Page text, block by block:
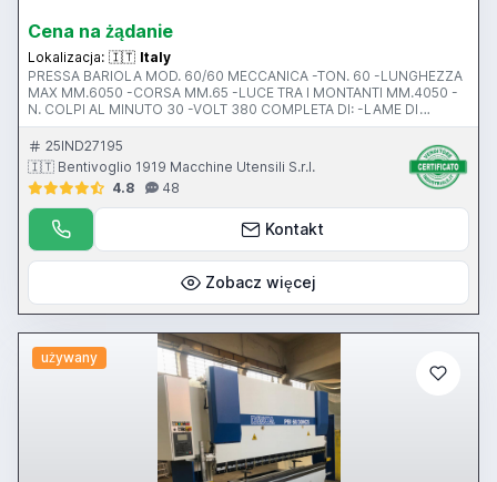
Cena na żądanie
Lokalizacja: 🇮🇹 Italy
PRESSA BARIOLA MOD. 60/60 MECCANICA -TON. 60 -LUNGHEZZA
MAX MM.6050 -CORSA MM.65 -LUCE TRA I MONTANTI MM.4050 -
N. COLPI AL MINUTO 30 -VOLT 380 COMPLETA DI: -LAME DI
PIEGATURA MACCHINA USATA
25IND27195
🇮🇹 Bentivoglio 1919 Macchine Utensili S.r.l.
4.8
48
Kontakt
Zobacz więcej
używany